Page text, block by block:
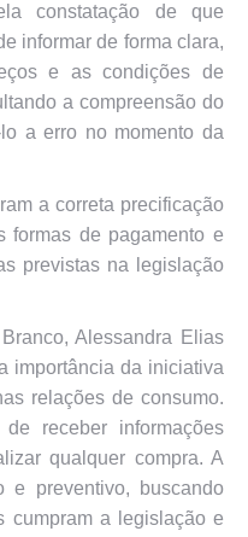
constatação de que
informar de forma clara,
e as condições de
a compreensão do
a erro no momento da
a correta precificação
formas de pagamento e
previstas na legislação
Alessandra Elias
importância da iniciativa
relações de consumo.
receber informações
qualquer compra. A
e preventivo, buscando
cumpram a legislação e